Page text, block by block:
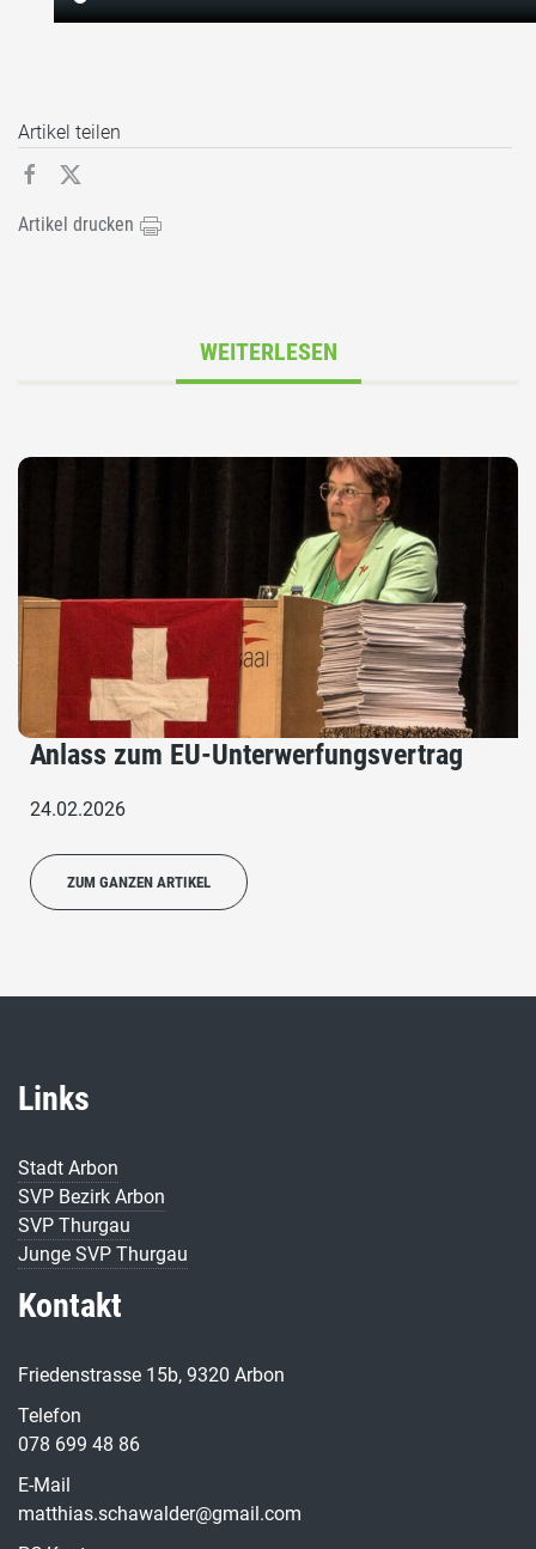
Artikel teilen
Artikel drucken
WEITERLESEN
Anlass zum EU-Unterwerfungsvertrag
24.02.2026
ZUM GANZEN ARTIKEL
Links
Stadt Arbon
SVP Bezirk Arbon
SVP Thurgau
Junge SVP Thurgau
Kontakt
Friedenstrasse 15b, 9320 Arbon
Telefon
078 699 48 86
E-Mail
matthias.schawalder@gmail.com